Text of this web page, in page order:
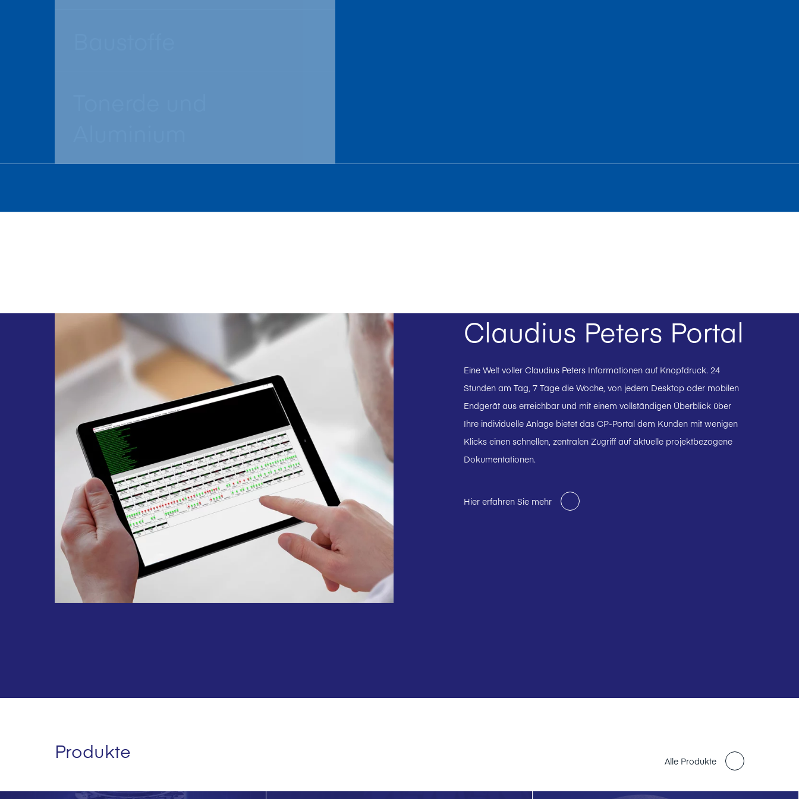
Claudius Peters Portal
Eine Welt voller Claudius Peters Informationen auf Knopfdruck. 24
Stunden am Tag, 7 Tage die Woche, von jedem Desktop oder mobilen
Endgerät aus erreichbar und mit einem vollständigen Überblick über
Ihre individuelle Anlage bietet das CP-Portal dem Kunden mit wenigen
Klicks einen schnellen, zentralen Zugriff auf aktuelle projektbezogene
Dokumentationen.
Hier erfahren Sie mehr
Produkte Alle Produkte